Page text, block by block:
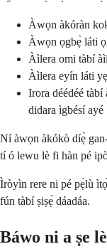
Àwọn àkóràn
Àwọn ọgbẹ̀ láti
Àìlera omi tàbí
Àìlera eyín láti
Irora déédéé
didara ìgbésí ayé
Ní àwọn àkókò díẹ̀
tí ó lewu lè fi hàn pé
Ìròyìn rere ni pé pẹ̀lù
fún tàbí ṣiṣẹ́ dáadáa.
Báwo ni a ṣe